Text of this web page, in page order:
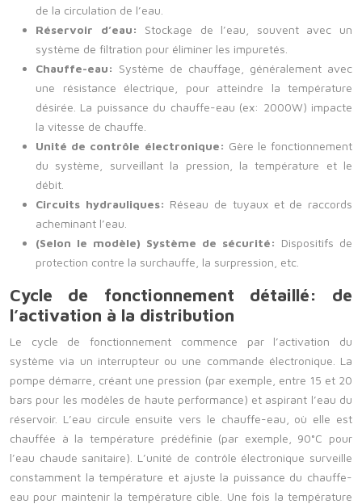
de la circulation de l’eau.
Réservoir d’eau: Stockage de l’eau, souvent avec un
système de filtration pour éliminer les impuretés.
Chauffe-eau: Système de chauffage, généralement avec
une résistance électrique, pour atteindre la température
désirée. La puissance du chauffe-eau (ex: 2000W) impacte
la vitesse de chauffe.
Unité de contrôle électronique: Gère le fonctionnement
du système, surveillant la pression, la température et le
débit.
Circuits hydrauliques: Réseau de tuyaux et de raccords
acheminant l’eau.
(Selon le modèle) Système de sécurité: Dispositifs de
protection contre la surchauffe, la surpression, etc.
Cycle de fonctionnement détaillé: de
l’activation à la distribution
Le cycle de fonctionnement commence par l’activation du
système via un interrupteur ou une commande électronique. La
pompe démarre, créant une pression (par exemple, entre 15 et 20
bars pour les modèles de haute performance) et aspirant l’eau du
réservoir. L’eau circule ensuite vers le chauffe-eau, où elle est
chauffée à la température prédéfinie (par exemple, 90°C pour
l’eau chaude sanitaire). L’unité de contrôle électronique surveille
constamment la température et ajuste la puissance du chauffe-
eau pour maintenir la température cible. Une fois la température